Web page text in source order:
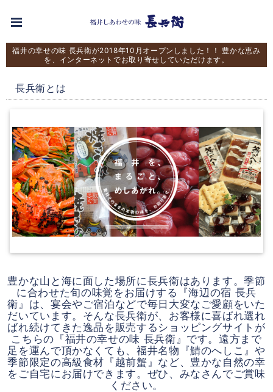
福井の幸せの味 長兵衛が2018年10月オープンしました！！ 豊かな恵み
を、インターネットでお取り寄せしていただけます。
長兵衛とは
豊かな山と海に面した場所に長兵衛はあります。季節
に合わせた旬の味覚をお届けする『海辺の宿 長兵
衛』は、宴会やご宿泊などで毎日大変なご愛顧をいた
だいています。そんな長兵衛が、お客様に喜ばれ選れ
ばれ続けてきた逸品を販売するショッピングサイトが
こちらの『福井の幸せの味 長兵衛』です。遠方まで
足を運んで頂かなくても、福井名物『鯖のへしこ』や
季節限定の高級食材『越前蟹』など、豊かな自然の幸
をご自宅にお届けできます。ぜひ、みなさんでご賞味
ください。